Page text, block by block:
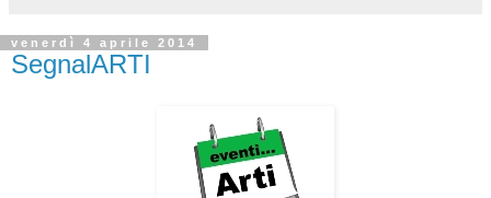
venerdì 4 aprile 2014
SegnalARTI